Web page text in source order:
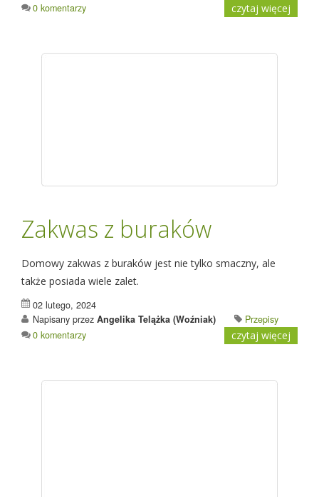
0 komentarzy
czytaj więcej
Zakwas z buraków
Domowy zakwas z buraków jest nie tylko smaczny, ale
także posiada wiele zalet.
02 lutego, 2024
Napisany przez Angelika Telążka (Woźniak)
Przepisy
0 komentarzy
czytaj więcej